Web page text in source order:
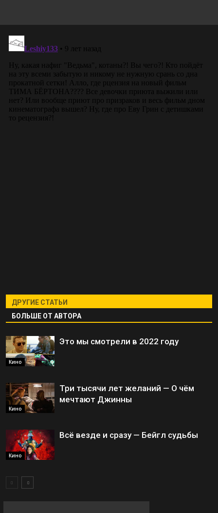
ДРУГИЕ СТАТЬИ
БОЛЬШЕ ОТ АВТОРА
Кино
Это мы смотрели в 2022 году
Кино
Три тысячи лет желаний — О чём
мечтают Джинны
Кино
Всё везде и сразу — Бейгл судьбы